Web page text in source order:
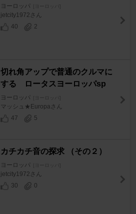
ヨーロッパ [ヨーロッパ]
jetcity1972さん
40
2
切れ角アップで普通のクルマに
する ロータスヨーロッパsp
ヨーロッパ [ヨーロッパ]
マッシュ★Europaさん
47
5
カチカチ音の探求 （その２）
ヨーロッパ [ヨーロッパ]
jetcity1972さん
30
0